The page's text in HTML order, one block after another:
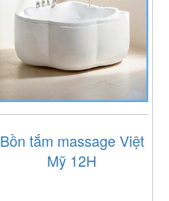
Bồn tắm massage Việt
Mỹ 12H